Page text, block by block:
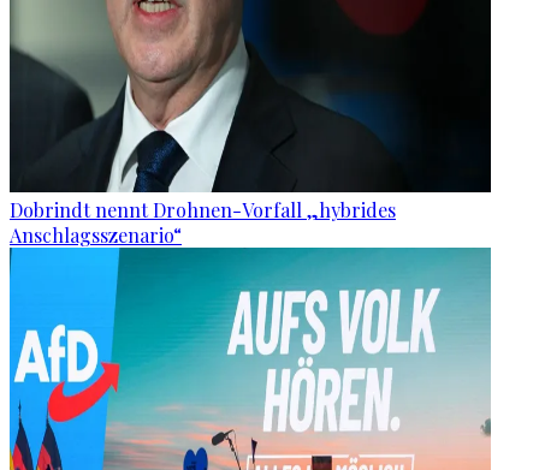
Dobrindt nennt Drohnen-Vorfall „hybrides
Anschlagsszenario“